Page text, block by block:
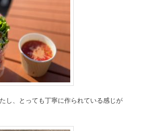
し、とっても丁寧に作られている感じが